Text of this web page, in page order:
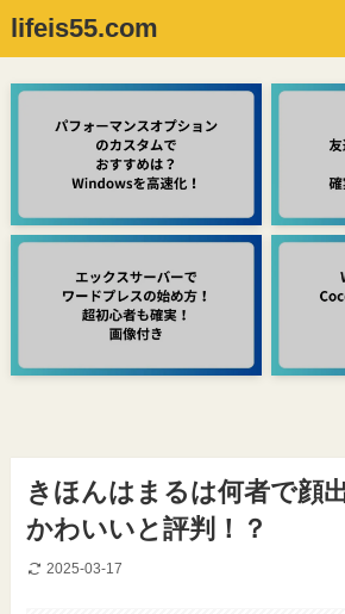
lifeis55.com
きほんはまるは何者で顔
かわいいと評判！？
2025-03-17